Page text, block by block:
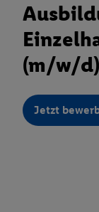
(m/w/d)
Jetzt